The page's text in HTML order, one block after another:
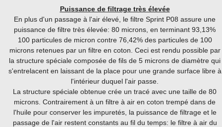
Puissance de filtrage très élevée
En plus d'un passage à l'air élevé, le filtre Sprint P08 assure une
puissance de filtre très élevée: 80 microns, en terminant 93,13%
100 particules de micron contre 76,42% des particules de 100
microns retenues par un filtre en coton. Ceci est rendu possible par
la structure spéciale composée de fils de 5 microns de diamètre qui
s'entrelacent en laissant de la place pour une grande surface libre à
l'intérieur duquel l'air passe.
La structure spéciale obtenue crée un tracé avec une taille de 80
microns. Contrairement à un filtre à air en coton trempé dans de
l'huile pour conserver les impuretés, la puissance de filtrage et le
passage de l'air restent constants au fil du temps: le filtre à air du